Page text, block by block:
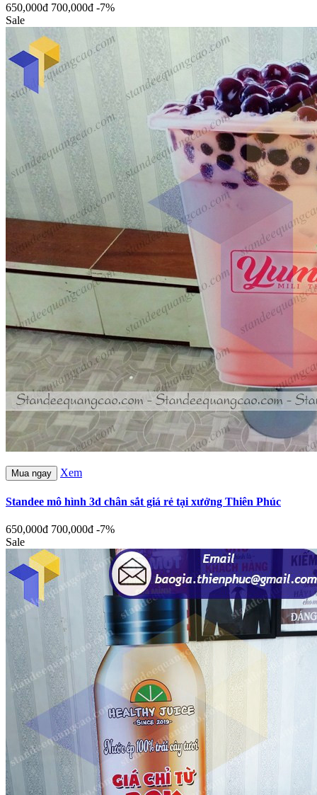
650,000đ 700,000đ -7%
Sale
Mua ngay Xem
Standee mô hình 3d chân sắt giá rẻ tại xưởng Thiên Phúc
650,000đ 700,000đ -7%
Sale